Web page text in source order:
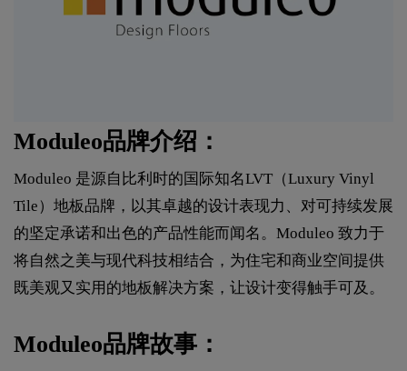
Moduleo品牌介绍：
Moduleo 是源自比利时的国际知名LVT（Luxury Vinyl
Tile）地板品牌，以其卓越的设计表现力、对可持续发展
的坚定承诺和出色的产品性能而闻名。Moduleo 致力于
将自然之美与现代科技相结合，为住宅和商业空间提供
既美观又实用的地板解决方案，让设计变得触手可及。
Moduleo品牌故事：